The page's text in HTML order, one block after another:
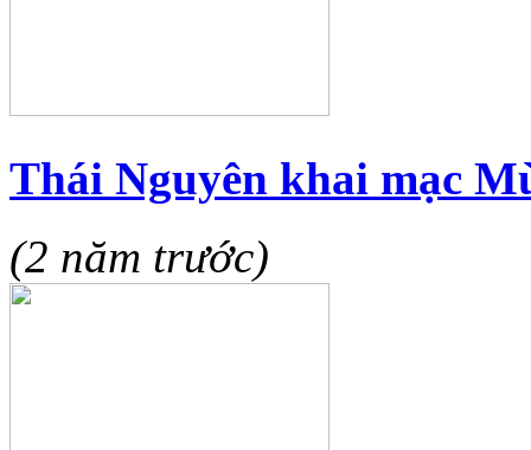
Thái Nguyên khai mạc
(2 năm trước)